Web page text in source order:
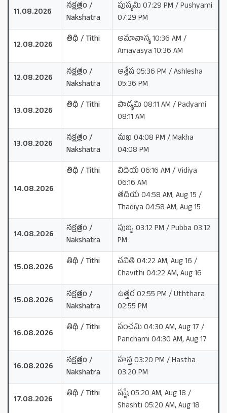
11.08.2026
నక్షత్రం /
Nakshatra
పుష్యమి 07:29 PM / Pushyami
07:29 PM
12.08.2026
తిథి / Tithi
అమావాస్య 10:36 AM /
Amavasya 10:36 AM
12.08.2026
నక్షత్రం /
Nakshatra
ఆశ్లేష 05:36 PM / Ashlesha
05:36 PM
13.08.2026
తిథి / Tithi
పాడ్యమి 08:11 AM / Padyami
08:11 AM
13.08.2026
నక్షత్రం /
Nakshatra
మఖ 04:08 PM / Makha
04:08 PM
14.08.2026
తిథి / Tithi
విదియ 06:16 AM / Vidiya
06:16 AM
తదియ 04:58 AM, Aug 15 /
Thadiya 04:58 AM, Aug 15
14.08.2026
నక్షత్రం /
Nakshatra
పుబ్బ 03:12 PM / Pubba 03:12
PM
15.08.2026
తిథి / Tithi
చవితి 04:22 AM, Aug 16 /
Chavithi 04:22 AM, Aug 16
15.08.2026
నక్షత్రం /
Nakshatra
ఉత్తర 02:55 PM / Uththara
02:55 PM
16.08.2026
తిథి / Tithi
పంచమి 04:30 AM, Aug 17 /
Panchami 04:30 AM, Aug 17
16.08.2026
నక్షత్రం /
Nakshatra
హస్త 03:20 PM / Hastha
03:20 PM
17.08.2026
తిథి / Tithi
షష్టి 05:20 AM, Aug 18 /
Shashti 05:20 AM, Aug 18